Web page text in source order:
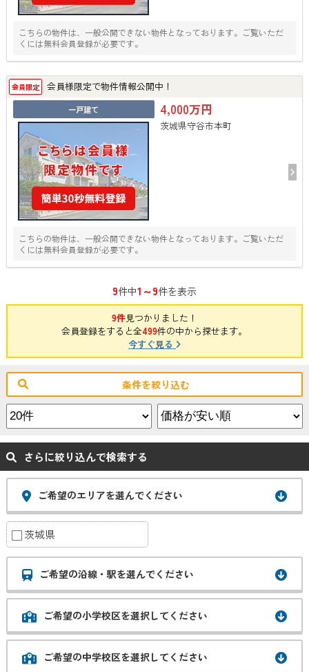
こちらの物件は、一般公開できない物件となっております。ご覧いただ
くには無料会員登録が必要です。
会員限定 会員様限定で物件情報公開中！
一戸建て 4,000万円
茨城県守谷市本町
こちらの物件は、一般公開できない物件となっております。ご覧いただ
くには無料会員登録が必要です。
9件中1～9件を表示
9件見つかりました！
会員登録をすると全499件の中から探せます。
今すぐ見る
条件を絞り込む
さらに絞り込んで検索する
ご希望のエリアを選んでください
茨城県
ご希望の沿線・駅を選んでください
ご希望の小学校区を選択してください
ご希望の中学校区を選択してください